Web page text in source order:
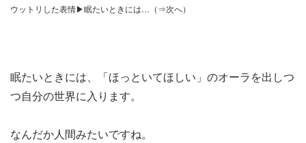
ウットリした表情▶眠たいときには…（⇒次へ）
眠たいときには、「ほっといてほしい」のオーラを出しつ
つ自分の世界に入ります。
なんだか人間みたいですね。